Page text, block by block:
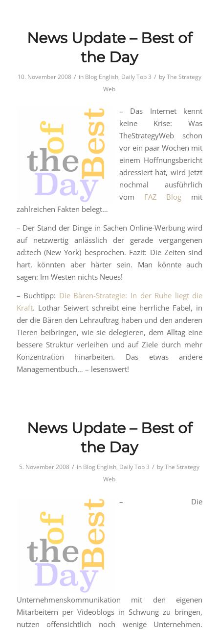
News Update – Best of
the Day
10. November 2008 / in Blog English, Daily Top 3 / byThe Strategy
Web
– Das Internet kennt
keine Krise: Was
TheStrategyWeb schon
vor ein paar Wochen mit
einem Hoffnungsbericht
adressiert hat, wird jetzt
nochmal ausführlich
vom FAZ Blog mit
zahlreichen Fakten belegt…
– Der Stand der Dinge in Sachen Online-Werbung wird
auf netzwertig anlässlich der gerade vergangenen
ad:tech (New York) besprochen. Fazit: Die Zeiten sind
hart, könnten aber härter sein. Man könnte auch
sagen: Im Westen nichts Neues!
– Buchtipp: Die Bären-Strategie: In der Ruhe liegt die
Kraft. Lothar Seiwert schreibt eine herrliche Fabel, in
der die Bären den Lehrauftrag haben und den anderen
Tieren beibringen, wie sie delegieren, dem Alltag eine
bessere Struktur verleihen und auf Ziele durch mehr
Konzentration hinarbeiten. Das etwas andere
Managementbuch… – lesenswert!
News Update – Best of
the Day
5. November 2008 / in Blog English, Daily Top 3 / byThe Strategy
Web
– Die
Unternehmenskommunikation mit den eigenen
Mitarbeitern per Videoblogs in Schwung zu bringen,
nutzen offensichtlich noch wenige Unternehmen.